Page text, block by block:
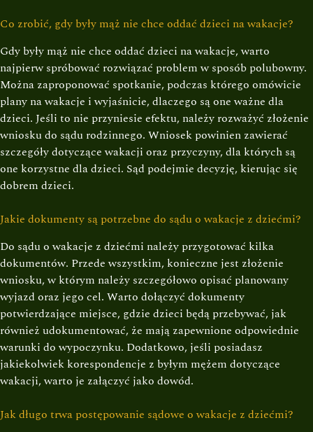
Co zrobić, gdy były mąż nie chce oddać dzieci na wakacje?
Gdy były mąż nie chce oddać dzieci na wakacje, warto
najpierw spróbować rozwiązać problem w sposób polubowny.
Można zaproponować spotkanie, podczas którego omówicie
plany na wakacje i wyjaśnicie, dlaczego są one ważne dla
dzieci. Jeśli to nie przyniesie efektu, należy rozważyć złożenie
wniosku do sądu rodzinnego. Wniosek powinien zawierać
szczegóły dotyczące wakacji oraz przyczyny, dla których są
one korzystne dla dzieci. Sąd podejmie decyzję, kierując się
dobrem dzieci.
Jakie dokumenty są potrzebne do sądu o wakacje z dziećmi?
Do sądu o wakacje z dziećmi należy przygotować kilka
dokumentów. Przede wszystkim, konieczne jest złożenie
wniosku, w którym należy szczegółowo opisać planowany
wyjazd oraz jego cel. Warto dołączyć dokumenty
potwierdzające miejsce, gdzie dzieci będą przebywać, jak
również udokumentować, że mają zapewnione odpowiednie
warunki do wypoczynku. Dodatkowo, jeśli posiadasz
jakiekolwiek korespondencje z byłym mężem dotyczące
wakacji, warto je załączyć jako dowód.
Jak długo trwa postępowanie sądowe o wakacje z dziećmi?